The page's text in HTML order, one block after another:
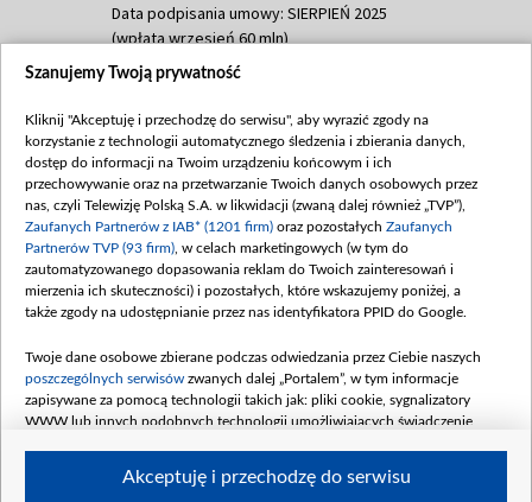
Data podpisania umowy: SIERPIEŃ 2025
(wpłata wrzesień 60 mln)
Dofinansowanie 635 783 051,21 PLN
(wpłata wrzesień 100 mln, październik 350
mln, listopad 265 mln)
Dofinansowanie 48 862 000,00 PLN
Data podpisania umowy: GRUDZIEŃ 2025
(wpłata grudzień 60,548 mln)
Dofinansowanie 900 000 000,00 PLN
Data podpisania umowy: LUTY 2026 (wpłata
kwiecień 180 mln, 7 maja 180 mln, 8
czerwca 90 mln)
Dofinansowanie 250 000 000,00 PLN
4 sierpnia 250 mln
Szanujemy Twoją prywatność
Kliknij "Akceptuję i przechodzę do serwisu", aby wyrazić zgody na
korzystanie z technologii automatycznego śledzenia i zbierania danych,
dostęp do informacji na Twoim urządzeniu końcowym i ich
przechowywanie oraz na przetwarzanie Twoich danych osobowych przez
nas, czyli Telewizję Polską S.A. w likwidacji (zwaną dalej również „TVP”),
Zaufanych Partnerów z IAB* (1201 firm) oraz pozostałych Zaufanych
Partnerów TVP (93 firm) , w celach marketingowych (w tym do
zautomatyzowanego dopasowania reklam do Twoich zainteresowań i
mierzenia ich skuteczności) i pozostałych, które wskazujemy poniżej, a
także zgody na udostępnianie przez nas identyfikatora PPID do Google.
Twoje dane osobowe zbierane podczas odwiedzania przez Ciebie naszych
poszczególnych serwisów zwanych dalej „Portalem”, w tym informacje
zapisywane za pomocą technologii takich jak: pliki cookie, sygnalizatory
WWW lub innych podobnych technologii umożliwiających świadczenie
Akceptuję i przechodzę do serwisu